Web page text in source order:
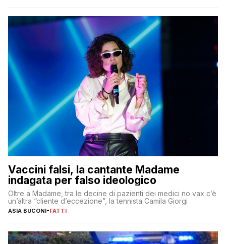
Vaccini falsi, la cantante Madame
indagata per falso ideologico
Oltre a Madame, tra le decine di pazienti dei medici no vax c’è
un’altra “cliente d’eccezione”, la tennista Camila Giorgi
ASIA BUCONI-FATTI